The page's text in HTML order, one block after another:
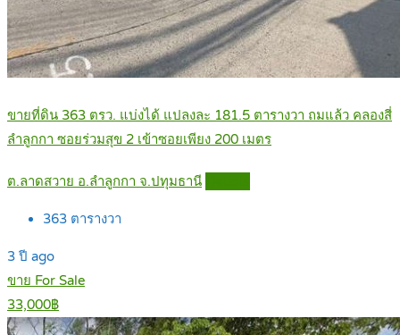
ขายที่ดิน 363 ตรว. แบ่งได้ แปลงละ 181.5 ตารางวา ถมแล้ว คลองสี่
ลำลูกกา ซอยร่วมสุข 2 เข้าซอยเพียง 200 เมตร
ต.ลาดสวาย อ.ลำลูกกา จ.ปทุมธานี
363 ตารางวา
3 ปี ago
ขาย For Sale
33,000฿